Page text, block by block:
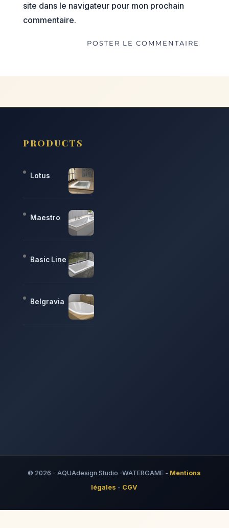
site dans le navigateur pour mon prochain
commentaire.
PRODUCTS
Lotus
Maestro
Basic Line
Belgravia
© 2026 - AQUAdesign Studio -WATERGAME - Mentions
légales - CGV